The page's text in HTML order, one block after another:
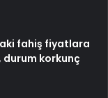
fahiş fiyatlara
durum korkunç